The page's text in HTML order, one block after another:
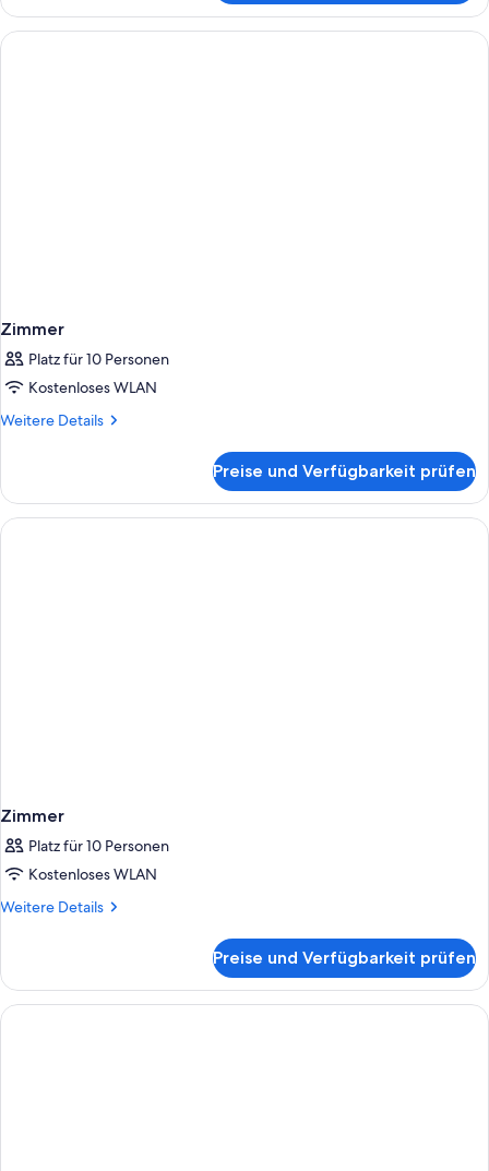
Zweibettzimmer
(Explorer)
Zimmer
Platz für 10 Personen
Kostenloses WLAN
Weitere Details
Weitere
Preise und Verfügbarkeit prüfen
Zimmer
Platz für 10 Personen
Kostenloses WLAN
Weitere Details
Weitere
Preise und Verfügbarkeit prüfen